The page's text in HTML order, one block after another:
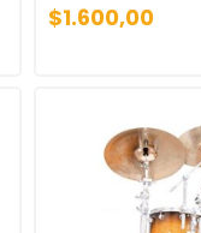
$1.600,00